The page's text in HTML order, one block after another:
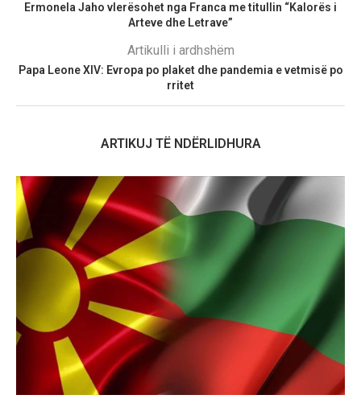
Ermonela Jaho vlerësohet nga Franca me titullin “Kalorës i
Arteve dhe Letrave”
Artikulli i ardhshëm
Papa Leone XIV: Evropa po plaket dhe pandemia e vetmisë po
rritet
ARTIKUJ TË NDËRLIDHURA